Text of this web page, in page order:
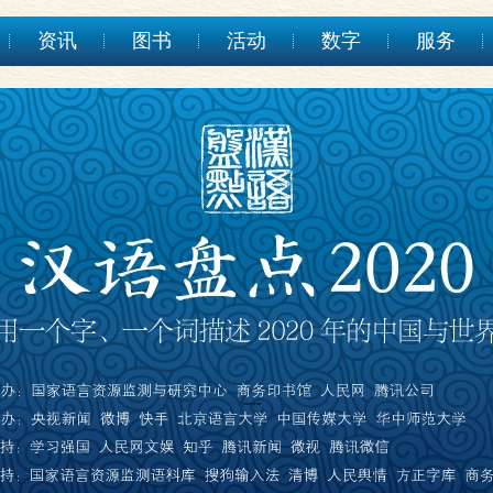
资讯 图书 活动 数字 服务